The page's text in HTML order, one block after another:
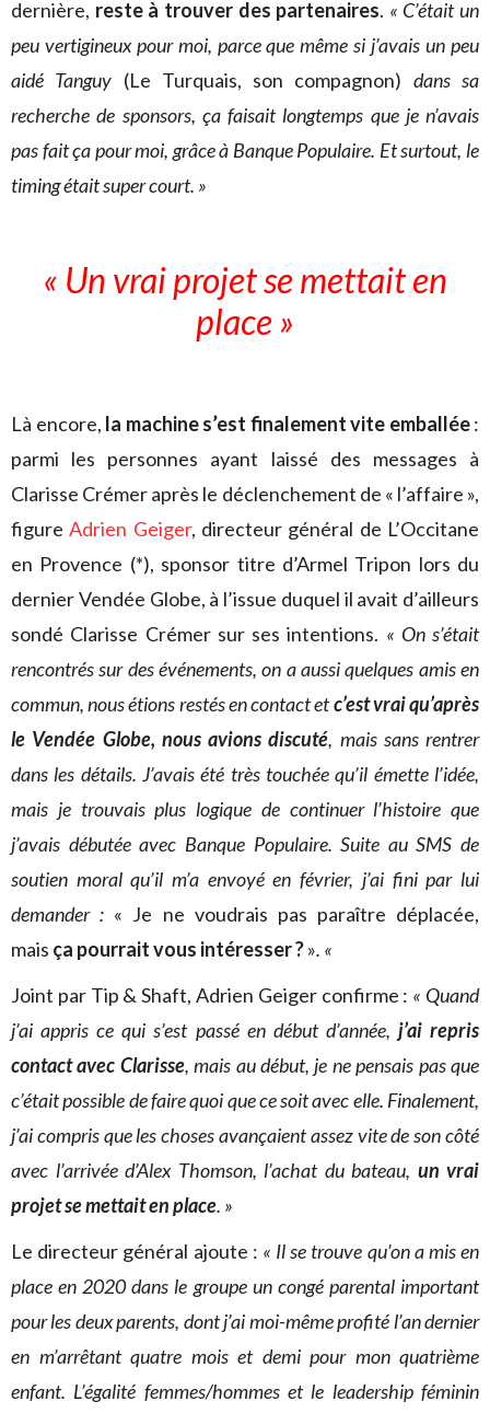
dernière, reste à trouver des partenaires. « C’était un
peu vertigineux pour moi, parce que même si j’avais un peu
aidé Tanguy (Le Turquais, son compagnon) dans sa
recherche de sponsors, ça faisait longtemps que je n’avais
pas fait ça pour moi, grâce à Banque Populaire. Et surtout, le
timing était super court. »
« Un vrai projet se mettait en
place »
Là encore, la machine s’est finalement vite emballée:
parmi les personnes ayant laissé des messages à
Clarisse Crémer après le déclenchement de « l’affaire »,
figureAdrien Geiger, directeur général de L’Occitane
en Provence (*), sponsor titre d’Armel Tripon lors du
dernier Vendée Globe, à l’issue duquel il avait d’ailleurs
sondé Clarisse Crémer sur ses intentions. « On s’était
rencontrés sur des événements, on a aussi quelques amis en
commun, nous étions restés en contact etc’est vrai qu’après
le Vendée Globe, nous avions discuté, mais sans rentrer
dans les détails. J’avais été très touchée qu’il émette l’idée,
mais je trouvais plus logique de continuer l’histoire que
j’avais débutée avec Banque Populaire. Suite au SMS de
soutien moral qu’il m’a envoyé en février, j’ai fini par lui
demander : « Je ne voudrais pas paraître déplacée,
mais ça pourrait vous intéresser ?». «
Joint par Tip & Shaft, Adrien Geiger confirme : « Quand
j’ai appris ce qui s’est passé en début d’année, j’ai repris
contact avec Clarisse, mais au début, je ne pensais pas que
c’était possible de faire quoi que ce soit avec elle. Finalement,
j’ai compris que les choses avançaient assez vite de son côté
avec l’arrivée d’Alex Thomson, l’achat du bateau, un vrai
projet se mettait en place. »
Le directeur général ajoute : « Il se trouve qu’on a mis en
place en 2020 dans le groupe un congé parental important
pour les deux parents, dont j’ai moi-même profité l’an dernier
en m’arrêtant quatre mois et demi pour mon quatrième
enfant. L’égalité femmes/hommes et le leadership féminin